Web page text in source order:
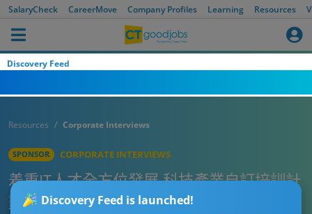
SalaryCheck CareerMove Company Profiles Learning Resources
Discovery Feed
Discovery Feed is launched!
Resources Corporate Interviews
SPONSOR CORPORATE INTERVIEWS
着重IT人才全方位發展 科技產業自訂培訓計
劃